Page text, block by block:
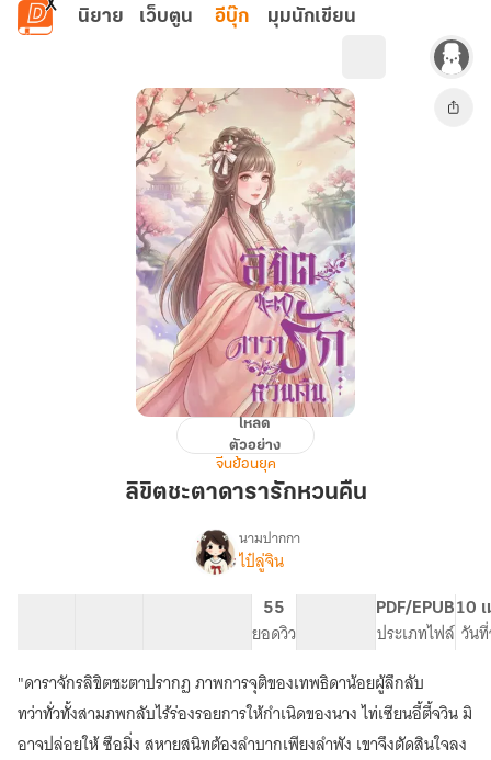
ข้ามไปยังเนื้อหาหลัก
นิยาย เว็บตูน อีบุ๊ก มุมนักเขียน
ดารา
โหลด
ตัวอย่าง
จีนย้อนยุค
ลิขิตชะตาดารารักหวนคืน
เรื่อง[มี
Book]
ลิขิต
ชะตา
ดารา
รัก
หวน
คืน
นามปากกา
ไป๋ลู่จิน
55
ยอดวิว
PDF/EPUB
ประเภทไฟล์
10
วัน
"ดาราจักรลิขิตชะตาปรากฏ ภาพการจุติของเทพธิดาน้อยผู้ลึกลับ
ทว่าทั่วทั้งสามภพกลับไร้ร่องรอยการให้กำเนิดของนาง ไท่เซียนอี้ตี้จวิน มิ
อาจปล่อยให้ ซือมิ่ง สหายสนิทต้องลำบากเพียงลำพัง เขาจึงตัดสินใจลง